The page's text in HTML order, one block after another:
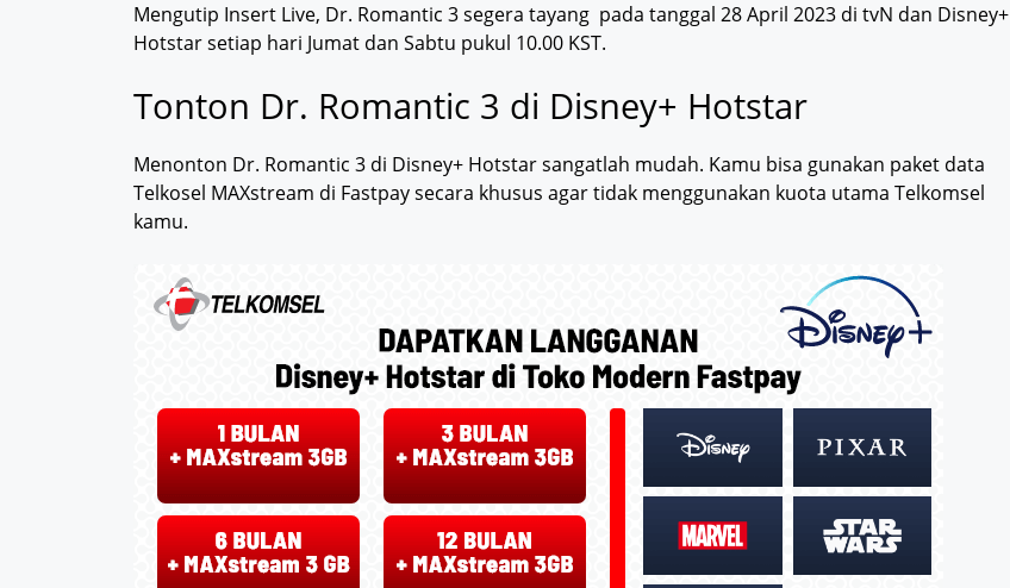
Mengutip Insert Live, Dr. Romantic 3 segera tayang pada tanggal 28 April 2023 di tvN dan Disney+
Hotstar setiap hari Jumat dan Sabtu pukul 10.00 KST.
Tonton Dr. Romantic 3 di Disney+ Hotstar
Menonton Dr. Romantic 3 di Disney+ Hotstar sangatlah mudah. Kamu bisa gunakan paket data
Telkosel MAXstream di Fastpay secara khusus agar tidak menggunakan kuota utama Telkomsel
kamu.